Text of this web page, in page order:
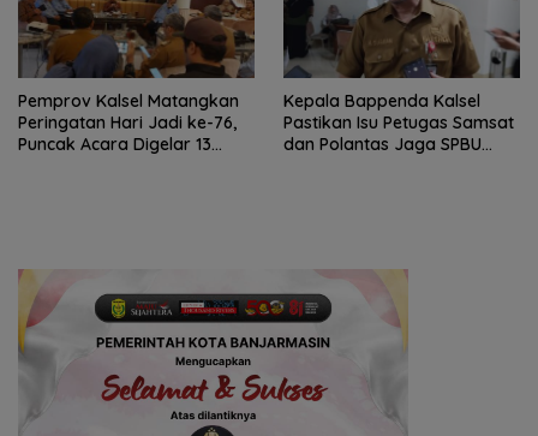
Pemprov Kalsel Matangkan
Peringatan Hari Jadi ke-76,
Puncak Acara Digelar 13
Kepala Bappenda Kalsel
Pastikan Isu Petugas Samsat
dan Polantas Jaga SPBU